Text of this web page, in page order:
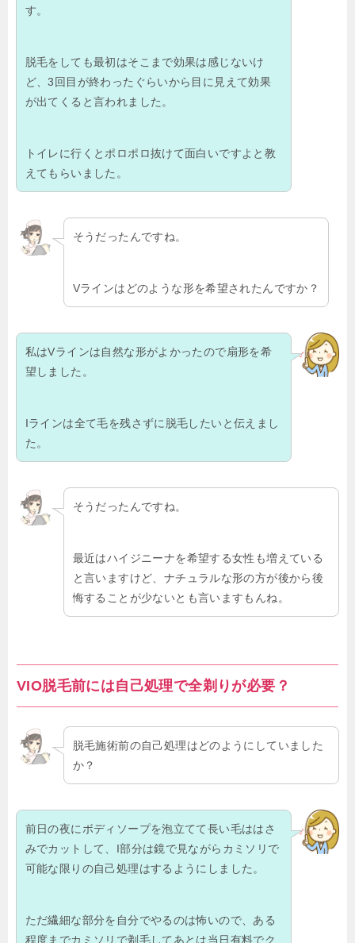
す。
脱毛をしても最初はそこまで効果は感じないけ
ど、3回目が終わったぐらいから目に見えて効果
が出てくると言われました。
トイレに行くとポロポロ抜けて面白いですよと教
えてもらいました。
そうだったんですね。
Vラインはどのような形を希望されたんですか？
私はVラインは自然な形がよかったので扇形を希
望しました。
Iラインは全て毛を残さずに脱毛したいと伝えまし
た。
そうだったんですね。
最近はハイジニーナを希望する女性も増えている
と言いますけど、ナチュラルな形の方が後から後
悔することが少ないとも言いますもんね。
VIO脱毛前には自己処理で全剃りが必要？
脱毛施術前の自己処理はどのようにしていました
か？
前日の夜にボディソープを泡立てて長い毛ははさ
みでカットして、I部分は鏡で見ながらカミソリで
可能な限りの自己処理はするようにしました。
ただ繊細な部分を自分でやるのは怖いので、ある
程度までカミソリで剃毛してあとは当日有料でク